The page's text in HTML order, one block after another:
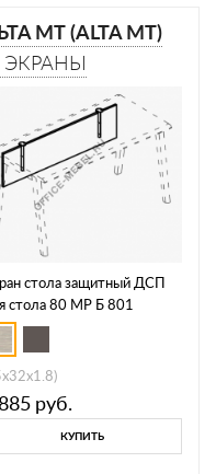
МТ (ALTA MT)
ЭКРАНЫ
стола защитный ДСП
стола 80 МР Б 801
руб.
КУПИТЬ